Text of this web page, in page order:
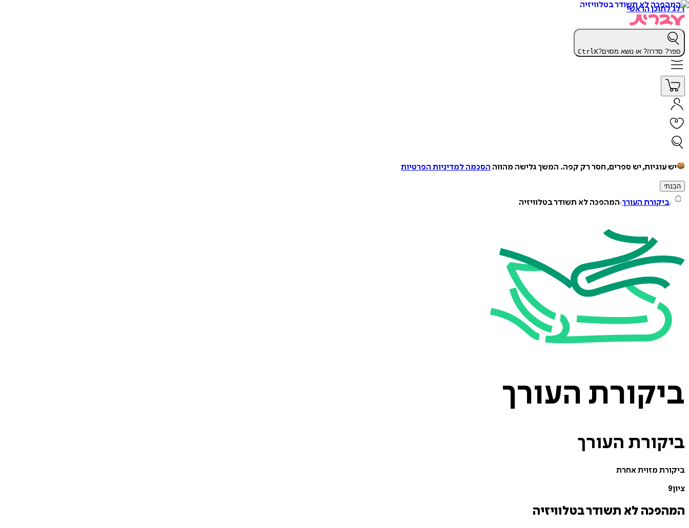
דלג לתוכן הראשי
ספר? סדרה? או נושא מסוים? CtrlK
יש עוגיות, יש ספרים, חסר רק קפה. המשך גלישה מהווה הסכמה למדיניות הפרטיות
הבנתי
ביקורת העורך המהפכה לא תשודר בטלוויזיה
ביקורת העורך
ביקורת העורך
ביקורת מזוית אחרת
ציון9
המהפכה לא תשודר בטלוויזיה